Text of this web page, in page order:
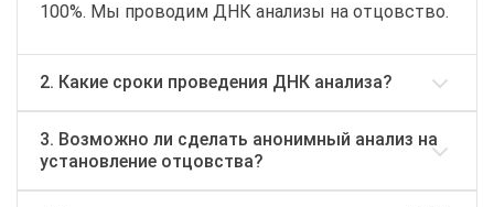
100%. Мы проводим ДНК анализы на отцовство.
2. Какие сроки проведения ДНК анализа?
3. Возможно ли сделать анонимный анализ на
установление отцовства?